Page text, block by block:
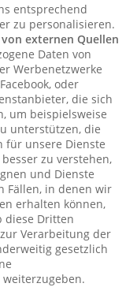
entsprechend
zu personalisieren.
externen Quellen
Daten von
Werbenetzwerke
oder
die sich
um beispielsweise
unterstützen, die
für unsere Dienste
zu verstehen,
und Dienste
Fällen, in denen wir
erhalten können,
diese Dritten
Verarbeitung der
gesetzlich